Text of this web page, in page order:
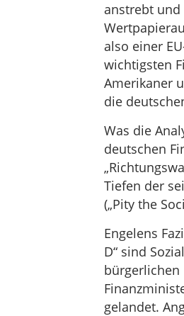
anstrebt und
also einer
wichtigsten
Amerikaner
die
Was die
deutschen
Tiefen der
(„Pity the
Engelens
D“ sind
bürgerlichen
gelandet.